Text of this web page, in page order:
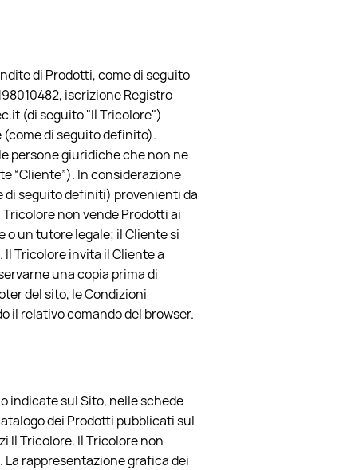
di Prodotti, come di seguito
iscrizione Registro
(di seguito "Il Tricolore")
di seguito definito).
persone giuridiche che non ne
“Cliente”). In considerazione
di seguito definiti) provenienti da
non vende Prodotti ai
o un tutore legale; il Cliente si
Tricolore invita il Cliente a
una copia prima di
del sito, le Condizioni
il relativo comando del browser.
indicate sul Sito, nelle schede
dei Prodotti pubblicati sul
Il Tricolore. Il Tricolore non
rappresentazione grafica dei